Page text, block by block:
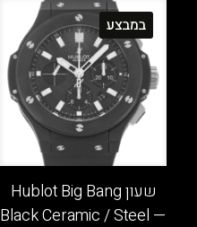
סוגים.
ניתן
לבחור
את
האפשרויות
בעמוד
המוצר
במבצע
שעון Hublot Big Bang
Black Ceramic / Steel —